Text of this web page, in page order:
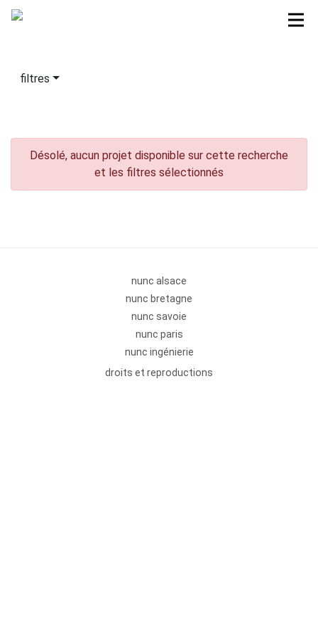
filtres
Désolé, aucun projet disponible sur cette recherche
et les filtres sélectionnés
nunc alsace
nunc bretagne
nunc savoie
nunc paris
nunc ingénierie
droits et reproductions